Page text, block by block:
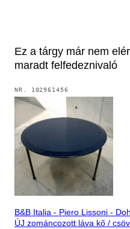
Ez a tárgy már nem
maradt felfedeznivaló
NR. 102961456
B&B Italia - Piero Lissoni -
ÚJ zománcozott láva kő /